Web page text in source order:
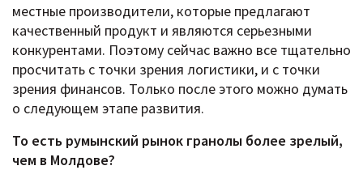
местные производители, которые предлагают
качественный продукт и являются серьезными
конкурентами. Поэтому сейчас важно все тщательно
просчитать с точки зрения логистики, и с точки
зрения финансов. Только после этого можно думать
о следующем этапе развития.
То есть румынский рынок гранолы более зрелый,
чем в Молдове?